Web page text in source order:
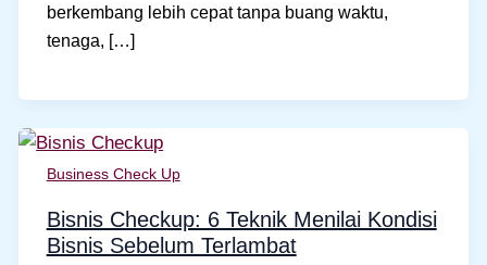
berkembang lebih cepat tanpa buang waktu,
tenaga, […]
Business Check Up
Bisnis Checkup: 6 Teknik Menilai Kondisi
Bisnis Sebelum Terlambat